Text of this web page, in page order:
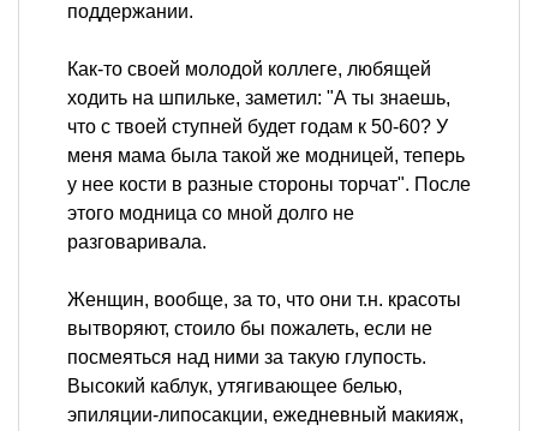
поддержании.
Как-то своей молодой коллеге, любящей
ходить на шпильке, заметил: "А ты знаешь,
что с твоей ступней будет годам к 50-60? У
меня мама была такой же модницей, теперь
у нее кости в разные стороны торчат". После
этого модница со мной долго не
разговаривала.
Женщин, вообще, за то, что они т.н. красоты
вытворяют, стоило бы пожалеть, если не
посмеяться над ними за такую глупость.
Высокий каблук, утягивающее белью,
эпиляции-липосакции, ежедневный макияж,